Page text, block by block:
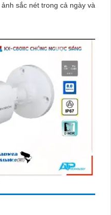
sắc nét trong cả ngày và